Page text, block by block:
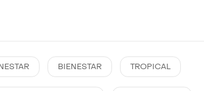
BIENESTAR TROPICAL